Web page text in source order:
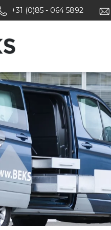
+31 (0)85 - 064 5892